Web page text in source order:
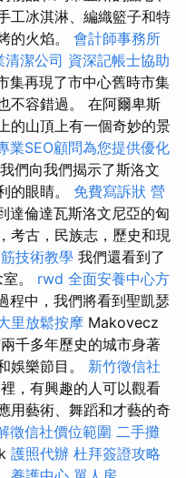
工冰淇淋、編織籃子和特
的火焰。 會計師事務所
清潔公司 資深記帳士協助
集再現了市中心舊時市集
不容錯過。 在阿爾卑斯
的山頂上有一個奇妙的景
業SEO顧問為您提供優化
我們向我們揭示了斯洛文
的眼睛。 免費寫訴狀 營
達倫達瓦斯洛文尼亞的匈
考古，民族志，歷史和現
技術教學 我們還看到了
。 rwd 全面安養中心方
程中，我們將看到聖凱瑟
里放鬆按摩 Makovecz
千多年歷史的城市身著
娛樂節目。 新竹徵信社
，有興趣的人可以觀看
用藝術、舞蹈和才藝的奇
徵信社價位範圍 二手攤
護照代辦 杜拜簽證攻略